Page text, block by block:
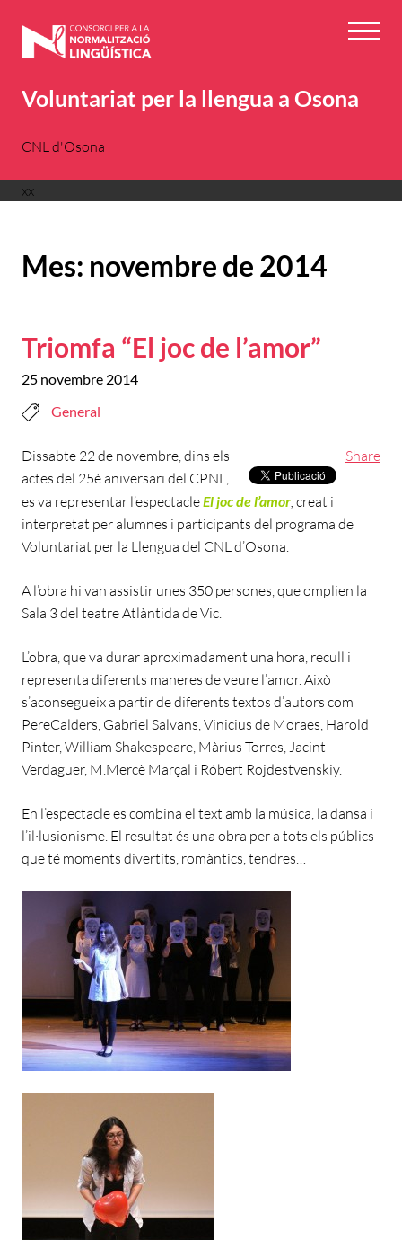
Voluntariat per la llengua a Osona
CNL d'Osona
xx
Mes: novembre de 2014
Triomfa “El joc de l’amor”
25 novembre 2014
General
Share
Dissabte 22 de novembre, dins els
actes del 25è aniversari del CPNL,
es va representar l’espectacleEl joc de l’amor creat i
interpretat per alumnes i participants del programa de
Voluntariat per la Llengua del CNL d’Osona.
A l’obra hi van assistir unes 350 persones, que omplien la
Sala 3 del teatre Atlàntida de Vic.
L’obra, que va durar aproximadament una hora, recull i
representa diferents maneres de veure l’amor. Això
s’aconsegueix a partir de diferents textos d’autors com
PereCalders, Gabriel Salvans, Vinicius de Moraes, Harold
Pinter, William Shakespeare, Màrius Torres, Jacint
Verdaguer, M.Mercè Marçal i Róbert Rojdestvenskiy.
En l’espectacle es combina el text amb la música, la dansa i
l’il·lusionisme. El resultat és una obra per a tots els públics
que té moments divertits, romàntics, tendres…